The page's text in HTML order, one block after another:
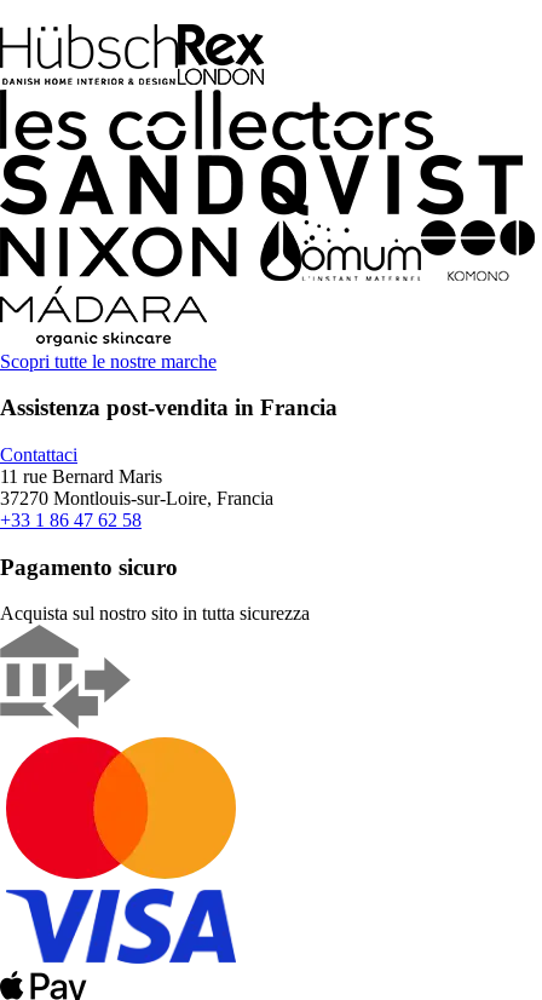
Scopri tutte le nostre marche
Assistenza post-vendita in Francia
Contattaci
11 rue Bernard Maris
37270 Montlouis-sur-Loire, Francia
+33 1 86 47 62 58
Pagamento sicuro
Acquista sul nostro sito in tutta sicurezza